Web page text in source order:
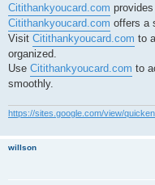
Citithankyoucard.com
Citithankyoucard.com offers a
Visit Citithankyoucard.com to
organized.
Use Citithankyoucard.com to
smoothly.
https://sites.google.com/view/
willson